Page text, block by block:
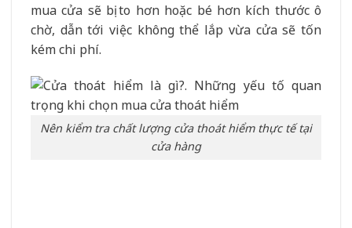
mua cửa sẽ bị to hơn hoặc bé hơn kích thước ô
chờ, dẫn tới việc không thể lắp vừa cửa sẽ tốn
kém chi phí.
Nên kiểm tra chất lượng cửa thoát hiểm thực tế tại
cửa hàng